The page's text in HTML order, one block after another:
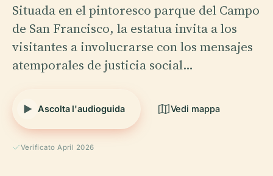
Situada en el pintoresco parque del Campo
de San Francisco, la estatua invita a los
visitantes a involucrarse con los mensajes
atemporales de justicia social…
Ascolta l'audioguida Vedi mappa
Verificato April 2026